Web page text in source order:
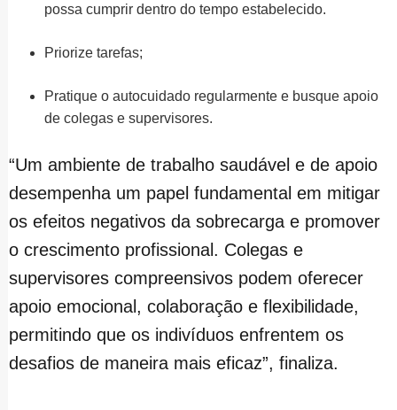
possa cumprir dentro do tempo estabelecido.
Priorize tarefas;
Pratique o autocuidado regularmente e busque apoio
de colegas e supervisores.
“Um ambiente de trabalho saudável e de apoio
desempenha um papel fundamental em mitigar
os efeitos negativos da sobrecarga e promover
o crescimento profissional. Colegas e
supervisores compreensivos podem oferecer
apoio emocional, colaboração e flexibilidade,
permitindo que os indivíduos enfrentem os
desafios de maneira mais eficaz”, finaliza.